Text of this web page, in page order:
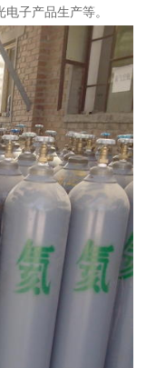
子产品生产等。